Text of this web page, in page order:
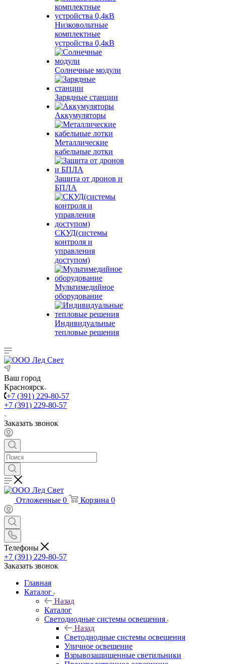
Низковольтные
комплектные
устройства 0,4кВ
Солнечные модули
Зарядные станции
Аккумуляторы
Металлические
кабельные лотки
Защита от дронов и
БПЛА
СКУД(системы
контроля и
управления
доступом)
Мультимедийное
оборудование
Индивидуальные
тепловые решения
Ваш город
Красноярск
+7 (391) 229-80-57
+7 (391) 229-80-57
Заказать звонок
Отложенные 0 Корзина 0
Телефоны
+7 (391) 229-80-57
Заказать звонок
Главная
Каталог
Назад
Каталог
Светодиодные системы освещения
Назад
Светодиодные системы освещения
Уличное освещение
Взрывозащищенные светильники